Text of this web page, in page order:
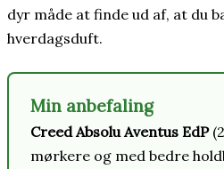
dyr måde at finde ud af, at du
hverdagsduft.
Min anbefaling
Creed Absolu Aventus EdP
mørkere og med bedre